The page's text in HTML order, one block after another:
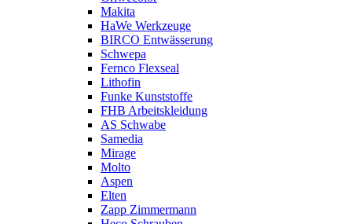
Makita
HaWe Werkzeuge
BIRCO Entwässerung
Schwepa
Fernco Flexseal
Lithofin
Funke Kunststoffe
FHB Arbeitskleidung
AS Schwabe
Samedia
Mirage
Molto
Aspen
Elten
Zapp Zimmermann